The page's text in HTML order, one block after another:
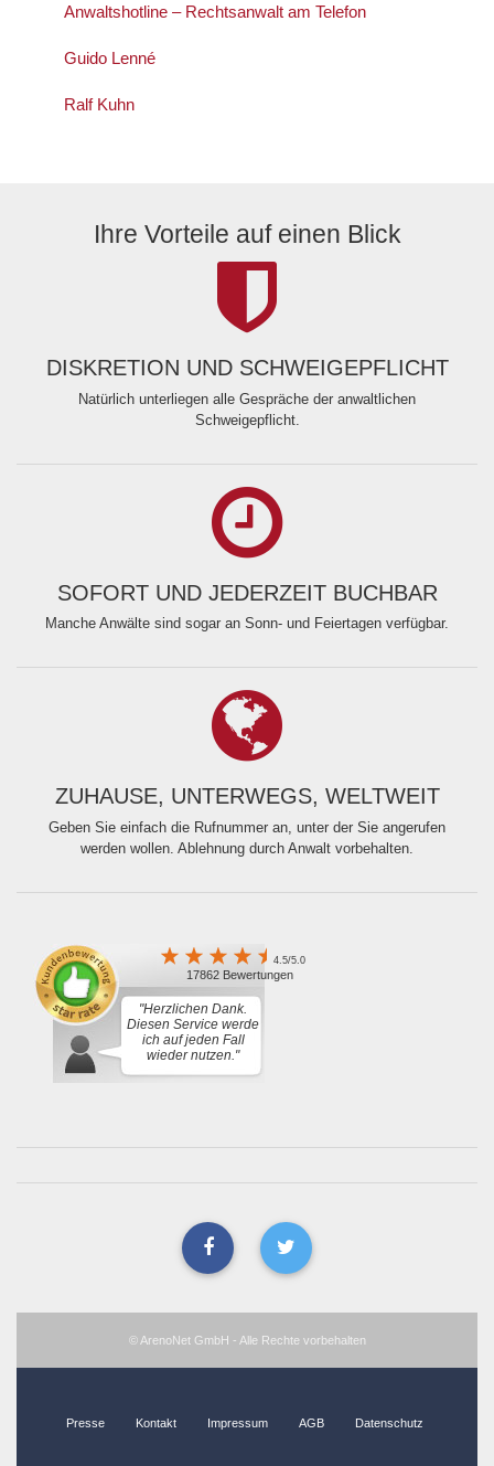
Anwaltshotline – Rechtsanwalt am Telefon
Guido Lenné
Ralf Kuhn
Ihre Vorteile auf einen Blick
DISKRETION UND SCHWEIGEPFLICHT
Natürlich unterliegen alle Gespräche der anwaltlichen
Schweigepflicht.
SOFORT UND JEDERZEIT BUCHBAR
Manche Anwälte sind sogar an Sonn- und Feiertagen verfügbar.
ZUHAUSE, UNTERWEGS, WELTWEIT
Geben Sie einfach die Rufnummer an, unter der Sie angerufen
werden wollen. Ablehnung durch Anwalt vorbehalten.
4.5/5.0
17862 Bewertungen
"Herzlichen Dank.
Diesen Service werde
ich auf jeden Fall
wieder nutzen."
© ArenoNet GmbH - Alle Rechte vorbehalten
Presse Kontakt Impressum AGB Datenschutz